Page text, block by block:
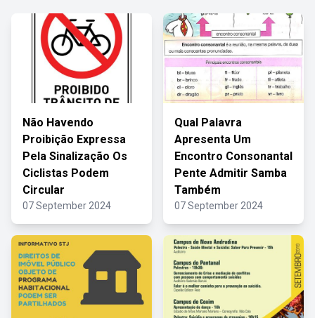
Não Havendo
Proibição Expressa
Pela Sinalização Os
Ciclistas Podem
Circular
07 September 2024
Qual Palavra
Apresenta Um
Encontro Consonantal
Pente Admitir Samba
Também
07 September 2024